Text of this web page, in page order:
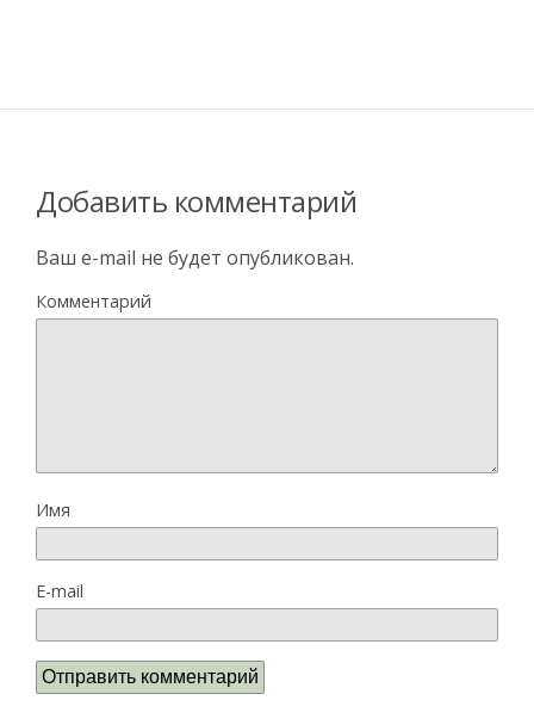
Добавить комментарий
Ваш e-mail не будет опубликован.
Комментарий
Имя
E-mail